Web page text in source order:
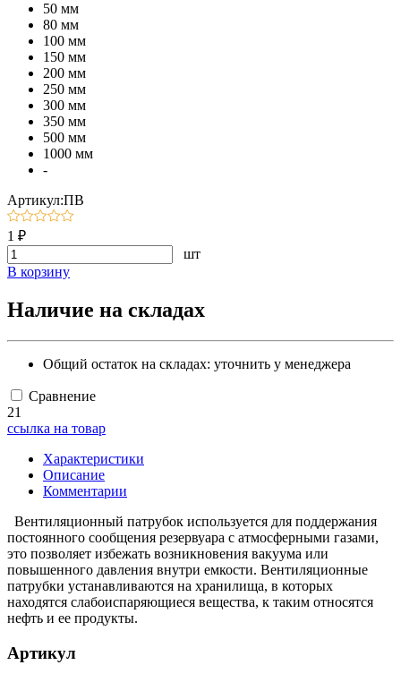
50 мм
80 мм
100 мм
150 мм
200 мм
250 мм
300 мм
350 мм
500 мм
1000 мм
-
Артикул:ПВ
1 ₽
шт
В корзину
Наличие на складах
Общий остаток на складах: уточнить у менеджера
Сравнение
21
ссылка на товар
Характеристики
Описание
Комментарии
Вентиляционный патрубок используется для поддержания
постоянного сообщения резервуара с атмосферными газами,
это позволяет избежать возникновения вакуума или
повышенного давления внутри емкости. Вентиляционные
патрубки устанавливаются на хранилища, в которых
находятся слабоиспаряющиеся вещества, к таким относятся
нефть и ее продукты.
Артикул